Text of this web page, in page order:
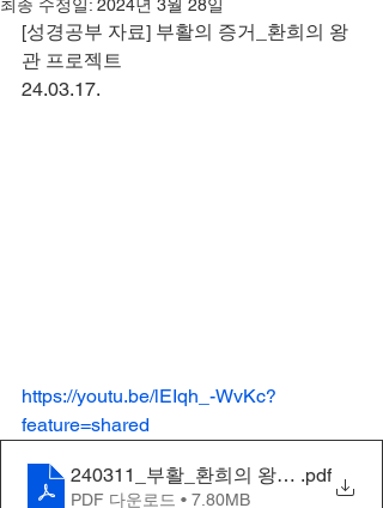
최종 수정일: 2024년 3월 28일
[성경공부 자료] 부활의 증거_환희의 왕
관 프로젝트
24.03.17.
https://youtu.be/lEIqh_-WvKc?
feature=shared
240311_부활_환희의 왕관 프로젝트
.pdf
PDF 다운로드 • 7.80MB